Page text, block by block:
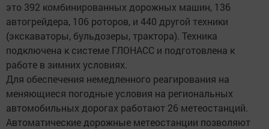
это 392 комбинированных дорожных машин, 136
автогрейдера, 106 роторов, и 440 другой техники
(экскаваторы, бульдозеры, трактора). Техника
подключена к системе ГЛОНАСС и подготовлена к
работе в зимних условиях.
Для обеспечения немедленного реагирования на
меняющиеся погодные условия на региональных
автомобильных дорогах работают 26 метеостанций.
Автоматические дорожные метеостанции позволяют